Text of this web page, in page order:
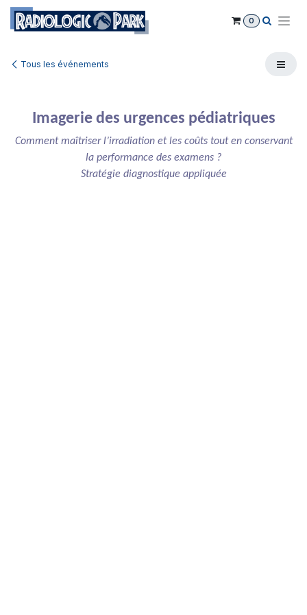
Se rendre au contenu
0
Tous les événements
Imagerie des urgences pédiatriques
Comment maîtriser l’irradiation et les coûts tout en conservant
la performance des examens ?
Stratégie diagnostique appliquée